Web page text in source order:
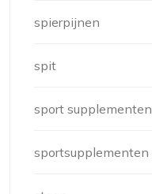
spierpijnen
spit
sport supplementen
sportsupplementen